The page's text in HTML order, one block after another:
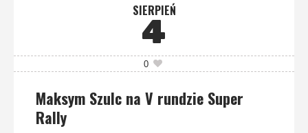
SIERPIEŃ
4
0
Maksym Szulc na V rundzie Super
Rally